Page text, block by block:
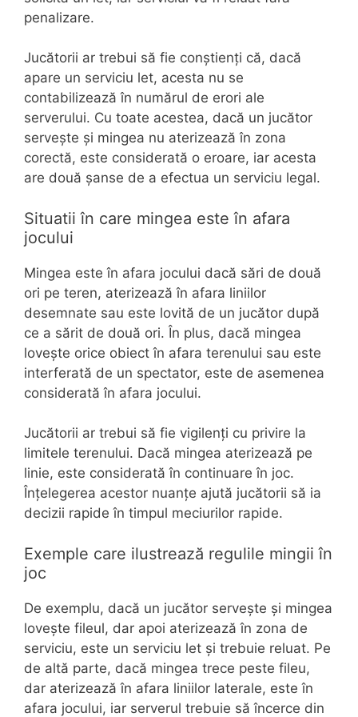
penalizare.
Jucătorii ar trebui să fie conștienți că, dacă
apare un serviciu let, acesta nu se
contabilizează în numărul de erori ale
serverului. Cu toate acestea, dacă un jucător
servește și mingea nu aterizează în zona
corectă, este considerată o eroare, iar acesta
are două șanse de a efectua un serviciu legal.
Situatii în care mingea este în afara
jocului
Mingea este în afara jocului dacă sări de două
ori pe teren, aterizează în afara liniilor
desemnate sau este lovită de un jucător după
ce a sărit de două ori. În plus, dacă mingea
lovește orice obiect în afara terenului sau este
interferată de un spectator, este de asemenea
considerată în afara jocului.
Jucătorii ar trebui să fie vigilenți cu privire la
limitele terenului. Dacă mingea aterizează pe
linie, este considerată în continuare în joc.
Înțelegerea acestor nuanțe ajută jucătorii să ia
decizii rapide în timpul meciurilor rapide.
Exemple care ilustrează regulile mingii în
joc
De exemplu, dacă un jucător servește și mingea
lovește fileul, dar apoi aterizează în zona de
serviciu, este un serviciu let și trebuie reluat. Pe
de altă parte, dacă mingea trece peste fileu,
dar aterizează în afara liniilor laterale, este în
afara jocului, iar serverul trebuie să încerce din